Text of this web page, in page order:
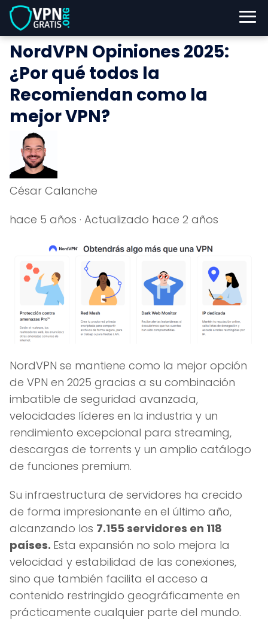
NordVPN Opiniones 2025:
¿Por qué todos la
Recomiendan como la
mejor VPN?
César Calanche
hace 5 años · Actualizado hace 2 años
NordVPN se mantiene como la mejor opción
de VPN en 2025 gracias a su combinación
imbatible de seguridad avanzada,
velocidades líderes en la industria y un
rendimiento excepcional para streaming,
descargas de torrents y un amplio catálogo
de funciones premium.
Su infraestructura de servidores ha crecido
de forma impresionante en el último año,
alcanzando los 7.155 servidores en 118
países. Esta expansión no solo mejora la
velocidad y estabilidad de las conexiones,
sino que también facilita el acceso a
contenido restringido geográficamente en
prácticamente cualquier parte del mundo.